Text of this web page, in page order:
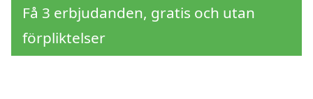
Få 3 erbjudanden, gratis och utan
förpliktelser